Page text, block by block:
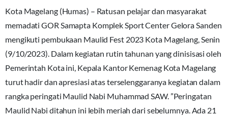
Kota Magelang (Humas) – Ratusan pelajar dan masyarakat
memadati GOR Samapta Komplek Sport Center Gelora Sanden
mengikuti pembukaan Maulid Fest 2023 Kota Magelang, Senin
(9/10/2023). Dalam kegiatan rutin tahunan yang dinisisasi oleh
Pemerintah Kota ini, Kepala Kantor Kemenag Kota Magelang
turut hadir dan apresiasi atas terselenggaranya kegiatan dalam
rangka peringati Maulid Nabi Muhammad SAW. ”Peringatan
Maulid Nabi ditahun ini lebih meriah dari sebelumnya. Ada 21